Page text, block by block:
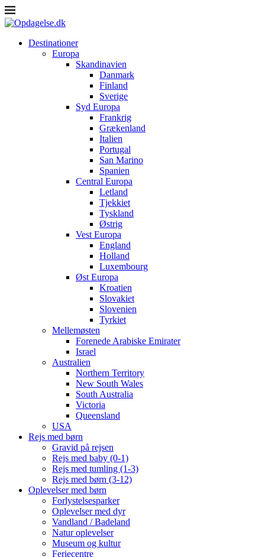
Destinationer
Europa
Skandinavien
Danmark
Finland
Sverige
Syd Europa
Frankrig
Grækenland
Italien
Portugal
San Marino
Spanien
Central Europa
Letland
Tjekkiet
Tyskland
Østrig
Vest Europa
England
Holland
Luxembourg
Øst Europa
Kroatien
Slovakiet
Slovenien
Tyrkiet
Mellemøsten
Forenede Arabiske Emirater
Israel
Australien
Northern Territory
New South Wales
South Australia
Victoria
Queensland
USA
Rejs med børn
Gravid på rejsen
Rejs med baby (0-1)
Rejs med tumling (1-3)
Rejs med børn (3-12)
Oplevelser med børn
Forlystelsesparker
Oplevelser med dyr
Vandland / Badeland
Natur oplevelser
Museum og kultur
Feriecentre